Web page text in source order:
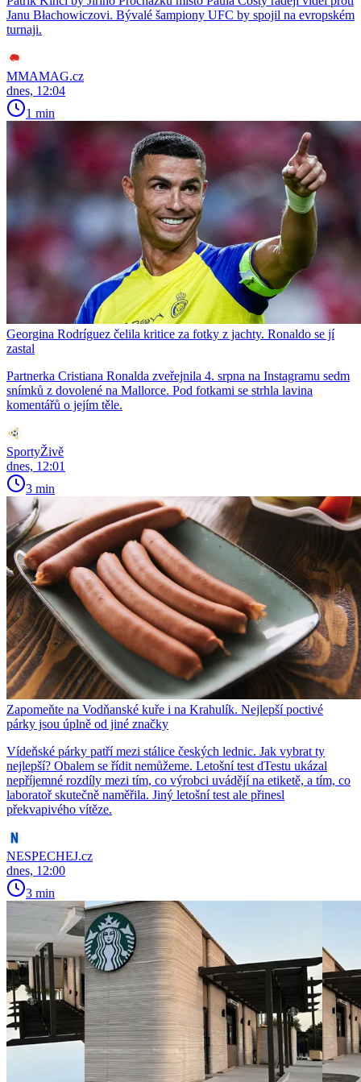
Janu Błachowiczovi. Bývalé šampiony UFC by spojil na evropském
turnaji.
MMAMAG.cz
dnes, 12:04
1 min
Georgina Rodríguez čelila kritice za fotky z jachty. Ronaldo se jí
zastal
Partnerka Cristiana Ronalda zveřejnila 4. srpna na Instagramu sedm
snímků z dovolené na Mallorce. Pod fotkami se strhla lavina
komentářů o jejím těle.
SportyŽivě
dnes, 12:01
3 min
Zapomeňte na Vodňanské kuře i na Krahulík. Nejlepší poctivé
párky jsou úplně od jiné značky
Vídeňské párky patří mezi stálice českých lednic. Jak vybrat ty
nejlepší? Obalem se řídit nemůžeme. Letošní test dTestu ukázal
nepříjemné rozdíly mezi tím, co výrobci uvádějí na etiketě, a tím, co
laboratoř skutečně naměřila. Jiný letošní test ale přinesl
překvapivého vítěze.
NESPECHEJ.cz
dnes, 12:00
3 min